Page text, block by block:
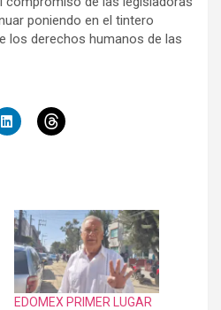
poniendo en el tintero
los derechos humanos de las
EDOMEX PRIMER LUGAR